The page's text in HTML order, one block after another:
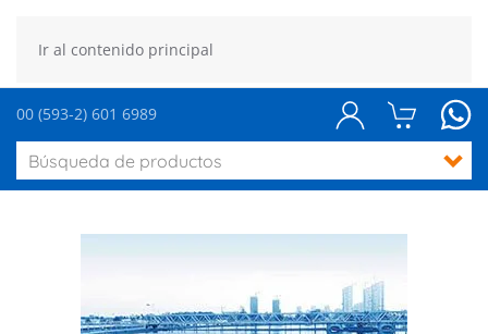
Ir al contenido principal
00 (593-2) 601 6989